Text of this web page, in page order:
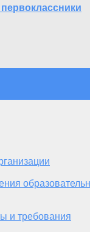
и требования